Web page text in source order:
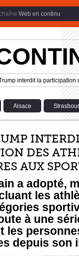
Web en continu
interdit la
Alsace
DES
AUX
a adopté,
les
à une
les
depuis son